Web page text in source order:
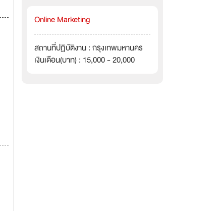
Online Marketing
สถานที่ปฏิบัติงาน : กรุงเทพมหานคร
เงินเดือน(บาท) : 15,000 - 20,000